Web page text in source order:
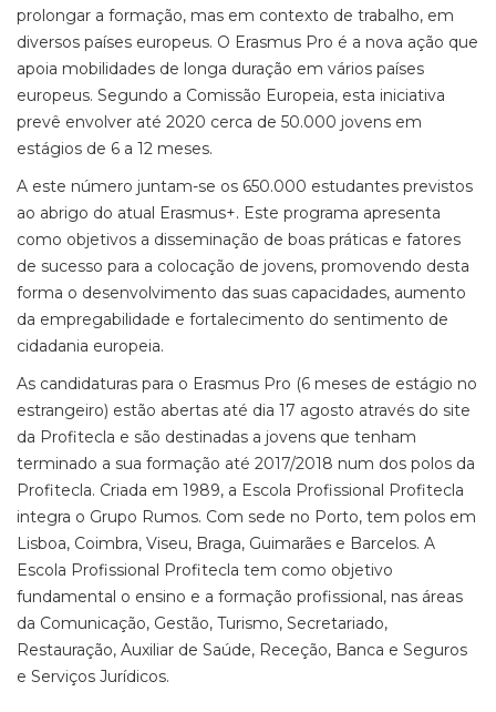
prolongar a formação, mas em contexto de trabalho, em
diversos países europeus. O Erasmus Pro é a nova ação que
apoia mobilidades de longa duração em vários países
europeus. Segundo a Comissão Europeia, esta iniciativa
prevê envolver até 2020 cerca de 50.000 jovens em
estágios de 6 a 12 meses.
A este número juntam-se os 650.000 estudantes previstos
ao abrigo do atual Erasmus+. Este programa apresenta
como objetivos a disseminação de boas práticas e fatores
de sucesso para a colocação de jovens, promovendo desta
forma o desenvolvimento das suas capacidades, aumento
da empregabilidade e fortalecimento do sentimento de
cidadania europeia.
As candidaturas para o Erasmus Pro (6 meses de estágio no
estrangeiro) estão abertas até dia 17 agosto através do site
da Profitecla e são destinadas a jovens que tenham
terminado a sua formação até 2017/2018 num dos polos da
Profitecla. Criada em 1989, a Escola Profissional Profitecla
integra o Grupo Rumos. Com sede no Porto, tem polos em
Lisboa, Coimbra, Viseu, Braga, Guimarães e Barcelos. A
Escola Profissional Profitecla tem como objetivo
fundamental o ensino e a formação profissional, nas áreas
da Comunicação, Gestão, Turismo, Secretariado,
Restauração, Auxiliar de Saúde, Receção, Banca e Seguros
e Serviços Jurídicos.